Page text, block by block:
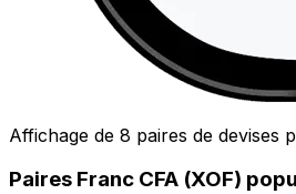
Affichage de 8 paires de devises
Paires Franc CFA (XOF)